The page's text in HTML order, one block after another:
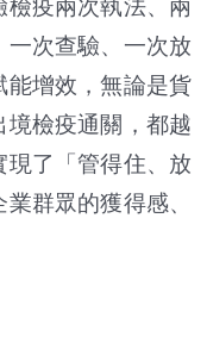
疫兩次執法、兩
次查驗、一次放
能增效，無論是貨
檢疫通關，都越
現了「管得住、放
群眾的獲得感、